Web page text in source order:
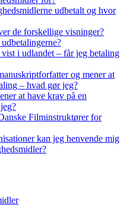
udbetalt og hvor
de forskellige visninger?
i udlandet – får jeg betaling
og mener at
– hvad gør jeg?
at have krav på en
Filminstruktører for
kan jeg henvende mig